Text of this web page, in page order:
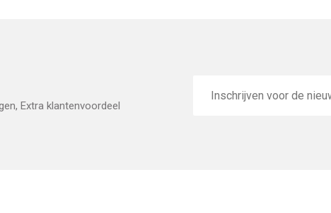
Extra klantenvoordeel
mailadres